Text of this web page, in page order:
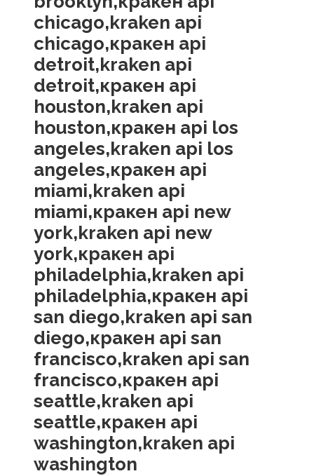
chicago,kraken api
chicago,кракен api
detroit,kraken api
detroit,кракен api
houston,kraken api
houston,кракен api los
angeles,kraken api los
angeles,кракен api
miami,kraken api
miami,кракен api new
york,kraken api new
york,кракен api
philadelphia,kraken api
philadelphia,кракен api
san diego,kraken api san
diego,кракен api san
francisco,kraken api san
francisco,кракен api
seattle,kraken api
seattle,кракен api
washington,kraken api
washington